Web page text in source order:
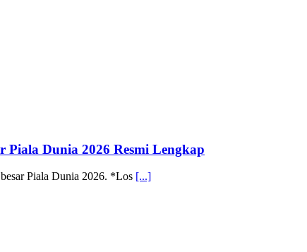
Dunia 2026 Resmi Lengkap
Piala Dunia 2026. *Los [...]